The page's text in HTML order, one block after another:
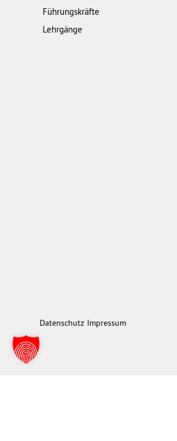
Führungskräfte
Lehrgänge
Datenschutz Impressum